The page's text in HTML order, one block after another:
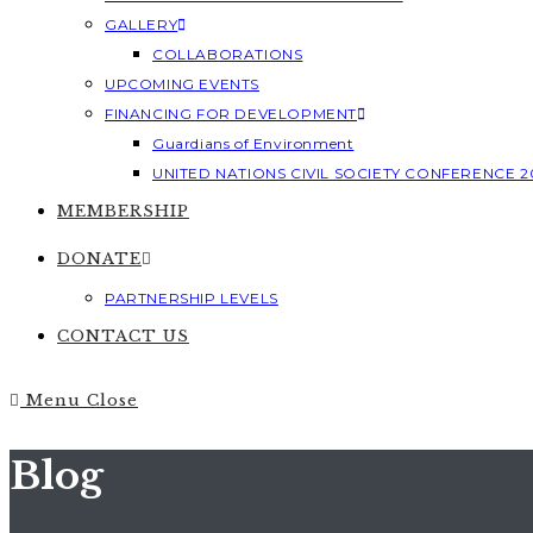
GALLERY
COLLABORATIONS
UPCOMING EVENTS
FINANCING FOR DEVELOPMENT
Guardians of Environment
UNITED NATIONS CIVIL SOCIETY CONFERENCE
MEMBERSHIP
DONATE
PARTNERSHIP LEVELS
CONTACT US
Menu Close
Blog